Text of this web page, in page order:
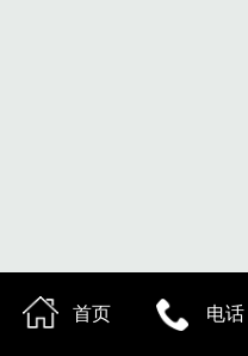
首页 电话